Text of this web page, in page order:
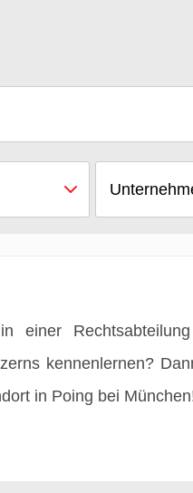
einer
kennenlernen?
in Poing bei